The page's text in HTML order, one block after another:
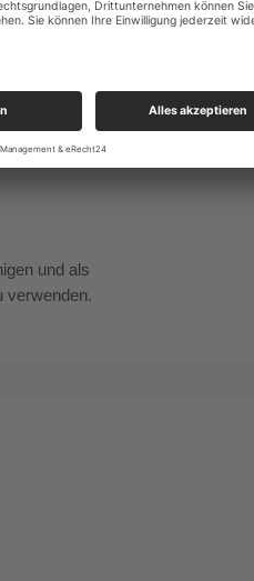
sorgen für einen stabilen
und als
verwenden.